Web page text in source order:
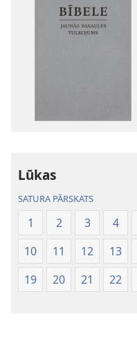
Lūkas
SATURA PĀRSKATS
1 2 3 4
10
11 12 13
19
20 21 22